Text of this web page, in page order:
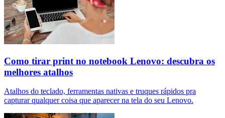
Como tirar print no notebook Lenovo: descubra os
melhores atalhos
Atalhos do teclado, ferramentas nativas e truques rápidos pra
capturar qualquer coisa que aparecer na tela do seu Lenovo.